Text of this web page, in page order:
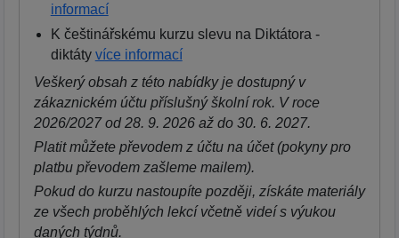
informací
K češtinářskému kurzu slevu na Diktátora -
diktáty více informací
Veškerý obsah z této nabídky je dostupný v
zákaznickém účtu příslušný školní rok. V roce
2026/2027 od 28. 9. 2026 až do 30. 6. 2027.
Platit můžete převodem z účtu na účet (pokyny pro
platbu převodem zašleme mailem).
Pokud do kurzu nastoupíte později, získáte materiály
ze všech proběhlých lekcí včetně videí s výukou
daných týdnů.